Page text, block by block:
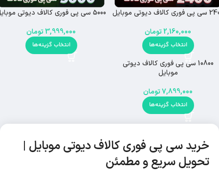
کالاف دیوتی موبایل
2,160,000تومان
انتخاب گزینه‌ها
5000 سی پی فوری کالاف دیوتی موبایل
3,999,000تومان
انتخاب گزینه‌ها
-10%
10800 سی پی فوری کالاف دیوتی
موبایل
7,899,000تومان
انتخاب گزینه‌ها
خرید سی پی فوری کالاف دیوتی موبایل |
تحویل سریع و مطمئن